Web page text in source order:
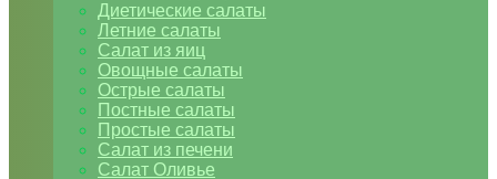
Диетические салаты
Летние салаты
Салат из яиц
Овощные салаты
Острые салаты
Постные салаты
Простые салаты
Салат из печени
Салат Оливье